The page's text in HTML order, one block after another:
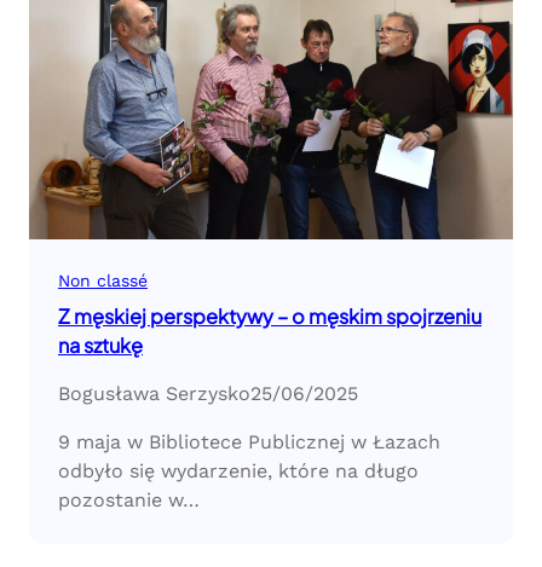
Non classé
Z męskiej perspektywy – o męskim spojrzeniu
na sztukę
Bogusława Serzysko25/06/2025
9 maja w Bibliotece Publicznej w Łazach
odbyło się wydarzenie, które na długo
pozostanie w…